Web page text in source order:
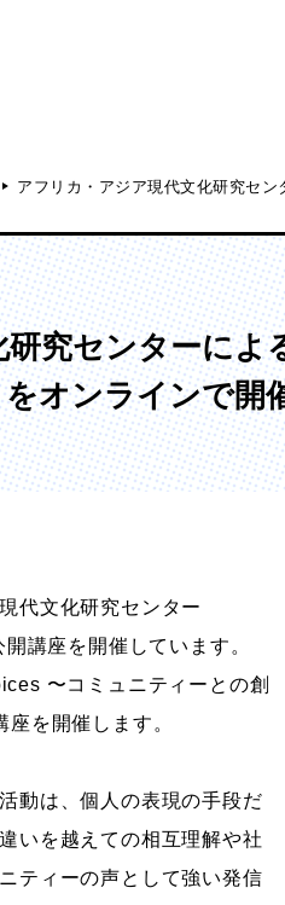
ア表現学部
ア表現学科
マンガコース
クターデザインコース
ーションコース
アフリカ・アジア現代文化研究セ
究センターに
オンラインで開
代文化研究センター
講座を開催しています。
〜コミュニティーとの創
を開催します。
動は、個人の表現の手段だ
いを越えての相互理解や社
ティーの声として強い発信